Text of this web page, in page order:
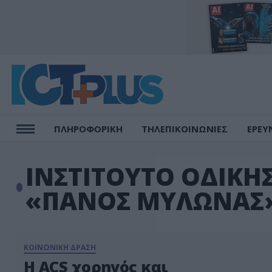
ΠΛΗΡΟΦΟΡΙΚΗ ΤΗΛΕΠΙΚΟΙΝΩΝΙΕΣ
ΙΝΣΤΙΤΟΥΤΟ
«ΠΑΝΟΣ
ΚΟΙΝΩΝΙΚΗ ΔΡΑΣΗ
Η ACS χορηγός και